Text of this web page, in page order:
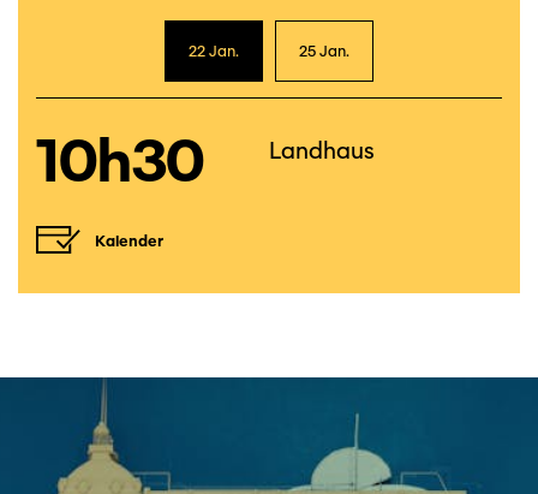
22 Jan. 25 Jan.
10h30 Landhaus
Kalender